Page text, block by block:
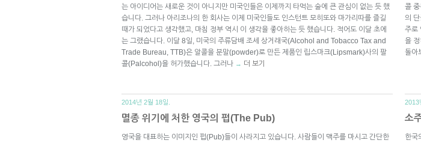
는 아이디어는 새로운 것이 아니지만 미국인들은 이제까지 타먹는 술에 큰 관심이 없는 듯 했
습니다. 그러나 아리조나의 한 회사는 이제 미국인들도 인스턴트 모히또와 마가리따를 즐길
때가 되었다고 생각했고, 마침 정부 역시 이 생각을 좋아하는 듯 했습니다. 적어도 이달 초에
는 그랬습니다. 이달 8일, 미국의 주류담배 조세 상거래국(Alcohol and Tobacco Tax and
Trade Bureau, TTB)은 알콜을 분말(powder)로 만든 제품인 립스마크(Lipsmark)사의 팔
콜(Palcohol)을 허가했습니다. 그러나 → 더 보기
콜
의
주로
을
돌아
2014년 2월 18일.
멸종 위기에 처한 영국의 펍(The Pub)
영국을 대표하는 이미지인 펍(Pub)들이 사라지고 있습니다. 사람들이 맥주를 마시고 간단한
2013
소
한국